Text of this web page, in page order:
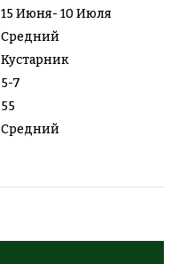
15 Июня- 10 Июля
Средний
Кустарник
5-7
55
Средний